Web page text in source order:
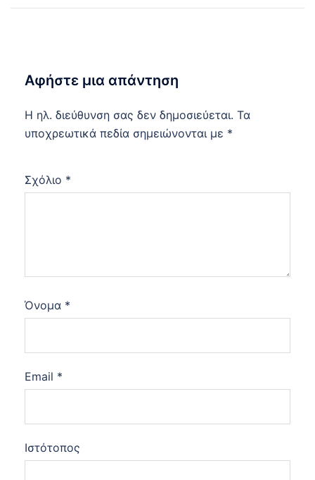
Αφήστε μια απάντηση
Η ηλ. διεύθυνση σας δεν δημοσιεύεται. Τα
υποχρεωτικά πεδία σημειώνονται με *
Σχόλιο *
Όνομα *
Email *
Ιστότοπος